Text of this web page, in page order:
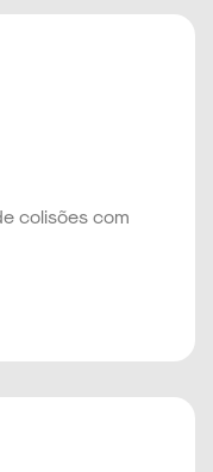
colisões com